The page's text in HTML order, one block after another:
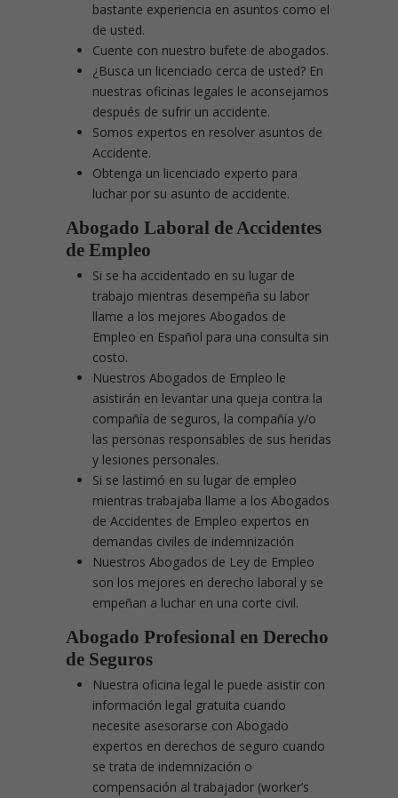
bastante experiencia en asuntos como el
de usted.
Cuente con nuestro bufete de abogados.
¿Busca un licenciado cerca de usted? En
nuestras oficinas legales le aconsejamos
después de sufrir un accidente.
Somos expertos en resolver asuntos de
Accidente.
Obtenga un licenciado experto para
luchar por su asunto de accidente.
Abogado Laboral de Accidentes
de Empleo
Si se ha accidentado en su lugar de
trabajo mientras desempeña su labor
llame a los mejores Abogados de
Empleo en Español para una consulta sin
costo.
Nuestros Abogados de Empleo le
asistirán en levantar una queja contra la
compañía de seguros, la compañía y/o
las personas responsables de sus heridas
y lesiones personales.
Si se lastimó en su lugar de empleo
mientras trabajaba llame a los Abogados
de Accidentes de Empleo expertos en
demandas civiles de indemnización
Nuestros Abogados de Ley de Empleo
son los mejores en derecho laboral y se
empeñan a luchar en una corte civil.
Abogado Profesional en Derecho
de Seguros
Nuestra oficina legal le puede asistir con
información legal gratuita cuando
necesite asesorarse con Abogado
expertos en derechos de seguro cuando
se trata de indemnización o
compensación al trabajador (worker’s